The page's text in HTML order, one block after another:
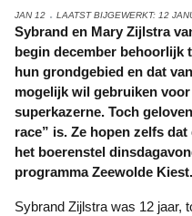
JAN 12 LAATST BIJGEWERKT: 12
Sybrand en Mary Zijlstra van het Middelbeekpad schrokken
begin december behoorlijk
hun grondgebied en dat
mogelijk wil gebruiken
superkazerne. Toch
race” is. Ze hopen zelfs
het boerenstel
programma Zeewolde Kiest.
Sybrand Zijlstra was 12 jaar, toen hij in 1982 samen met zijn